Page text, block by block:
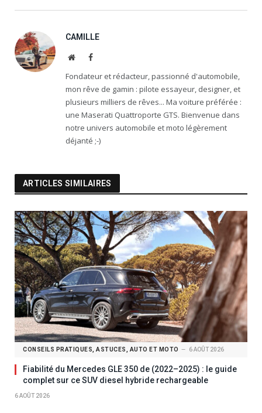
CAMILLE
WebsiteFacebook
Fondateur et rédacteur, passionné d'automobile,
mon rêve de gamin : pilote essayeur, designer, et
plusieurs milliers de rêves... Ma voiture préférée :
une Maserati Quattroporte GTS. Bienvenue dans
notre univers automobile et moto légèrement
déjanté ;-)
ARTICLES SIMILAIRES
CONSEILS PRATIQUES, ASTUCES, AUTO ET MOTO 6 AOÛT 2026
Fiabilité du Mercedes GLE 350 de (2022–2025) : le guide
complet sur ce SUV diesel hybride rechargeable
6 AOÛT 2026